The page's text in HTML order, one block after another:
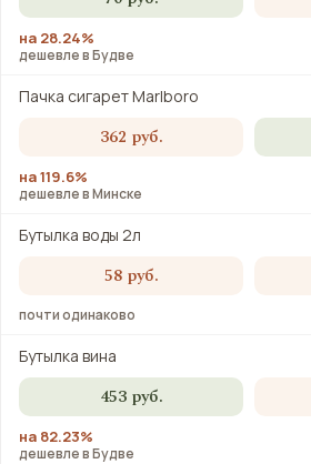
на 28.24%
дешевле в Будве
Пачка сигарет Marlboro
362 руб.
на 119.6%
дешевле в Минске
Бутылка воды 2л
58 руб.
почти одинаково
Бутылка вина
453 руб.
на 82.23%
дешевле в Будве